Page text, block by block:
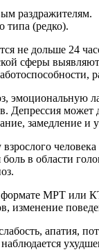
раздражителям.
типа (редко).
не дольше 24
сферы
Депрессия
замедление и
в области
МРТ или
изменение
апатия,